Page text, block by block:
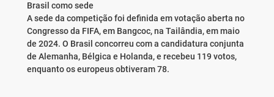
Brasil como sede
A sede da competição foi definida em votação aberta no
Congresso da FIFA, em Bangcoc, na Tailândia, em maio
de 2024. O Brasil concorreu com a candidatura conjunta
de Alemanha, Bélgica e Holanda, e recebeu 119 votos,
enquanto os europeus obtiveram 78.